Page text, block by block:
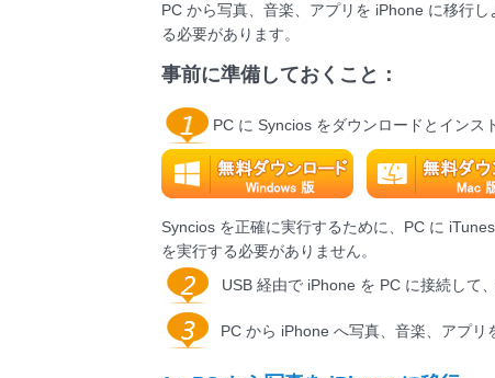
PC から写真、音楽、アプリを iPhone に移行
る必要があります。
事前に準備しておくこと：
PC に Syncios をダウンロードとインス
Syncios を正確に実行するために、PC に
を実行する必要がありません。
USB 経由で iPhone を PC に接続して
PC から iPhone へ写真、音楽、アプリ